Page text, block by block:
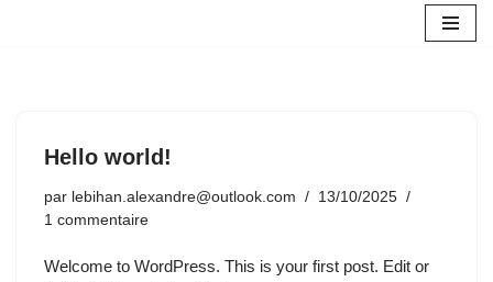
Hello world!
par lebihan.alexandre@outlook.com
13/10/2025
1 commentaire
Welcome to WordPress. This is your first post. Edit or